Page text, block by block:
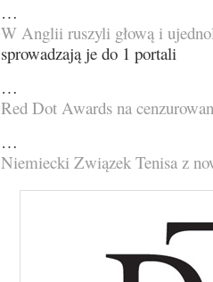
…
W Anglii ruszyli głową i
sprowadzają je do 1 portali
…
Red Dot Awards na
…
Niemiecki Związek Tenisa z